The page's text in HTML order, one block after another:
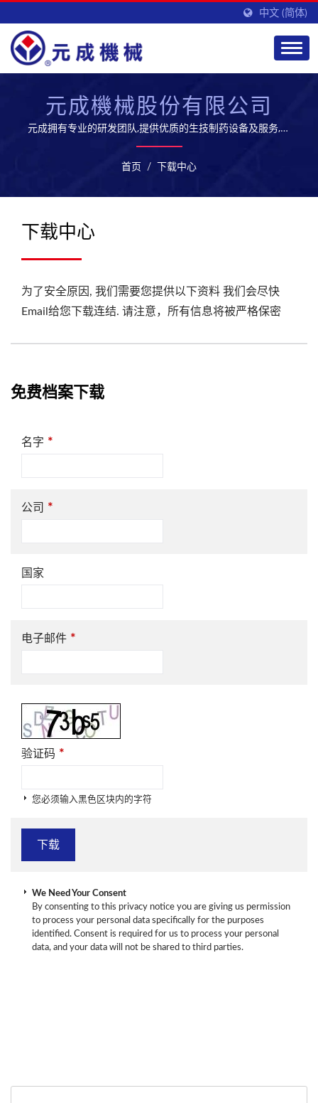
中文 (简体)
元成機械股份有限公司
元成拥有专业的研发团队,提供优质的生技制药设备及服务,开
拓全球市场
首页 / 下载中心
下载中心
为了安全原因, 我们需要您提供以下资料 我们会尽快
Email给您下载连结. 请注意，所有信息将被严格保密
免费档案下载
名字 *
公司 *
国家
电子邮件 *
验证码 *
您必须输入黑色区块内的字符
We Need Your Consent
By consenting to this privacy notice you are giving us permission
to process your personal data specifically for the purposes
identified. Consent is required for us to process your personal
data, and your data will not be shared to third parties.